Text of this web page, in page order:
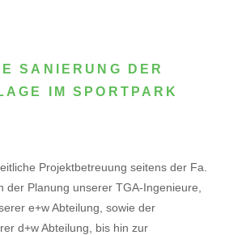
SANIERUNG DER
IM SPORTPARK
Projektbetreuung seitens der Fa.
der Planung unserer TGA-Ingenieure,
e+w Abteilung, sowie der
d+w Abteilung, bis hin zur